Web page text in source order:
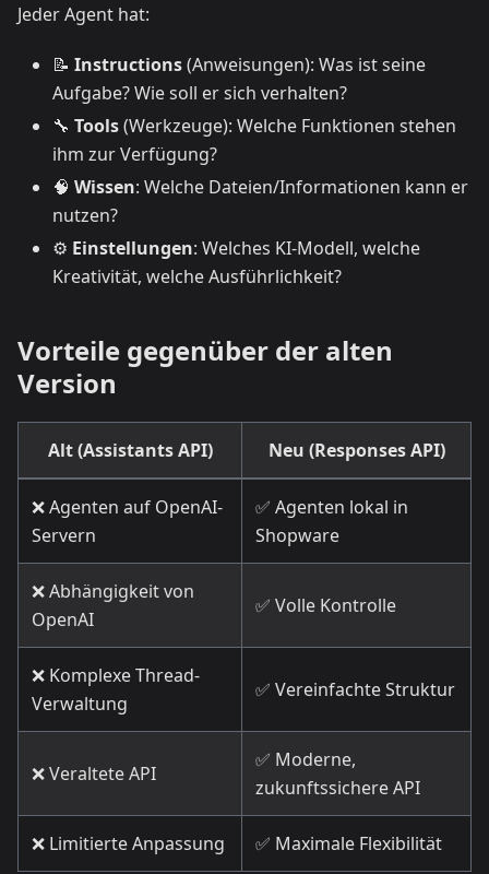
Jeder Agent hat:
📝 Instructions(Anweisungen): Was ist seine
Aufgabe? Wie soll er sich verhalten?
🔧 Tools(Werkzeuge): Welche Funktionen stehen
ihm zur Verfügung?
🧠 Wissen: Welche Dateien/Informationen kann er
nutzen?
⚙️ Einstellungen: Welches KI-Modell, welche
Kreativität, welche Ausführlichkeit?
Vorteile gegenüber der alten
Version
Alt (Assistants API) Neu (Responses API)
❌ Agenten auf OpenAI-
Servern
✅ Agenten lokal in
Shopware
❌ Abhängigkeit von
OpenAI
✅ Volle Kontrolle
❌ Komplexe Thread-
Verwaltung
✅ Vereinfachte Struktur
❌ Veraltete API
✅ Moderne,
zukunftssichere API
❌ Limitierte Anpassung ✅ Maximale Flexibilität